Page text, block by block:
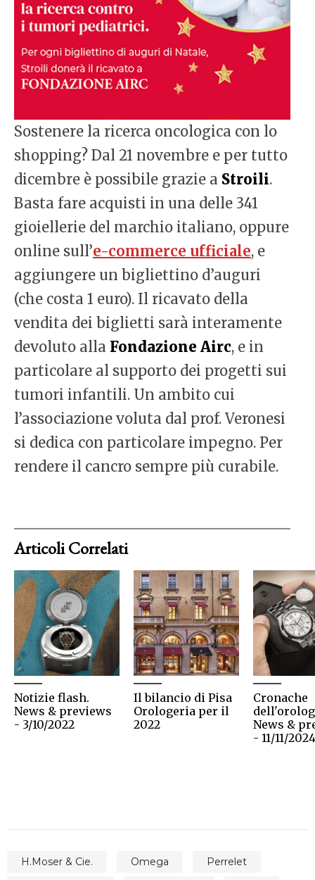
Sostenere la ricerca oncologica con lo
shopping? Dal 21 novembre e per tutto
dicembre è possibile grazie a Stroili.
Basta fare acquisti in una delle 341
gioiellerie del marchio italiano, oppure
online sull’e-commerce ufficiale, e
aggiungere un bigliettino d’auguri
(che costa 1 euro). Il ricavato della
vendita dei biglietti sarà interamente
devoluto alla Fondazione Airc, e in
particolare al supporto dei progetti sui
tumori infantili. Un ambito cui
l’associazione voluta dal prof. Veronesi
si dedica con particolare impegno. Per
rendere il cancro sempre più curabile.
Articoli Correlati
Notizie flash.
News & previews
- 3/10/2022
Il bilancio di Pisa
Orologeria per il
2022
Cronache
News &
- 11/11/2024
H.Moser & Cie. Omega
Perrelet